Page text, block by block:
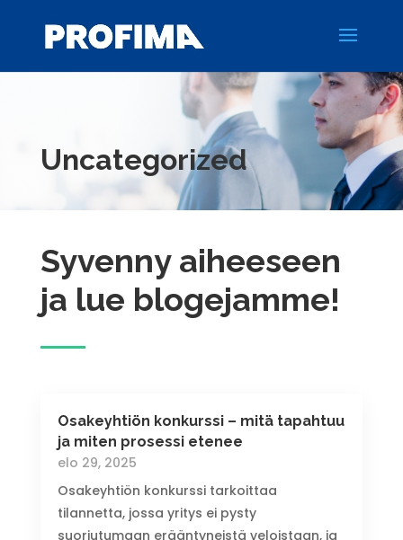
Uncategorized
Syvenny aiheeseen
ja lue blogejamme!
Osakeyhtiön konkurssi – mitä tapahtuu
ja miten prosessi etenee
elo 29, 2025
Osakeyhtiön konkurssi tarkoittaa
tilannetta, jossa yritys ei pysty
suoriutumaan erääntyneistä veloistaan, ja